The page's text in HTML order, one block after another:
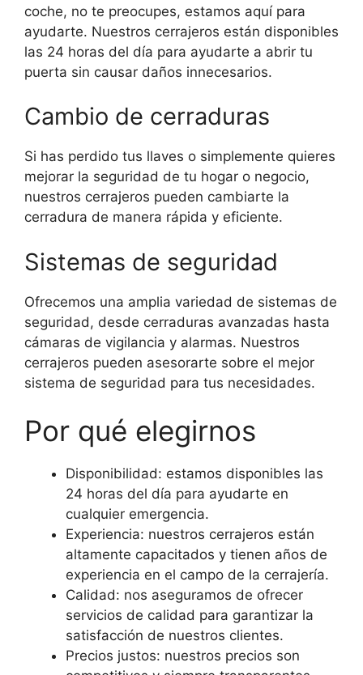
coche, no te preocupes, estamos aquí para
ayudarte. Nuestros cerrajeros están disponibles
las 24 horas del día para ayudarte a abrir tu
puerta sin causar daños innecesarios.
Cambio de cerraduras
Si has perdido tus llaves o simplemente quieres
mejorar la seguridad de tu hogar o negocio,
nuestros cerrajeros pueden cambiarte la
cerradura de manera rápida y eficiente.
Sistemas de seguridad
Ofrecemos una amplia variedad de sistemas de
seguridad, desde cerraduras avanzadas hasta
cámaras de vigilancia y alarmas. Nuestros
cerrajeros pueden asesorarte sobre el mejor
sistema de seguridad para tus necesidades.
Por qué elegirnos
Disponibilidad: estamos disponibles las
24 horas del día para ayudarte en
cualquier emergencia.
Experiencia: nuestros cerrajeros están
altamente capacitados y tienen años de
experiencia en el campo de la cerrajería.
Calidad: nos aseguramos de ofrecer
servicios de calidad para garantizar la
satisfacción de nuestros clientes.
Precios justos: nuestros precios son